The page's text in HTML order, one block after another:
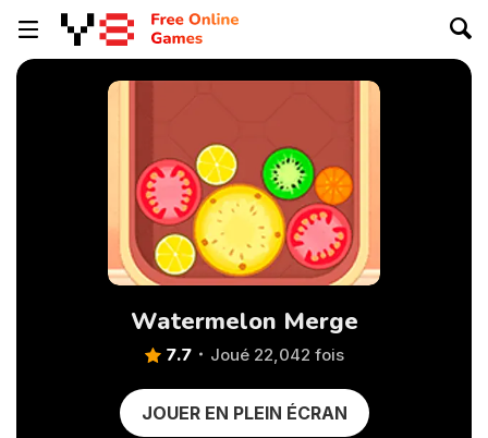
Watermelon Merge
7.7 Joué 22,042 fois
JOUER EN PLEIN ÉCRAN